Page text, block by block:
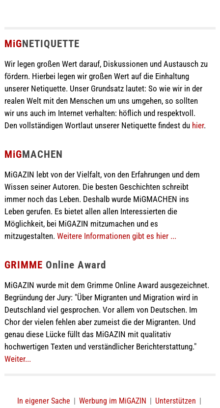
MiGNETIQUETTE
Wir legen großen Wert darauf, Diskussionen und Austausch zu
fördern. Hierbei legen wir großen Wert auf die Einhaltung
unserer Netiquette. Unser Grundsatz lautet: So wie wir in der
realen Welt mit den Menschen um uns umgehen, so sollten
wir uns auch im Internet verhalten: höflich und respektvoll.
Den vollständigen Wortlaut unserer Netiquette findest du hier.
MiGMACHEN
MiGAZIN lebt von der Vielfalt, von den Erfahrungen und dem
Wissen seiner Autoren. Die besten Geschichten schreibt
immer noch das Leben. Deshalb wurde MiGMACHEN ins
Leben gerufen. Es bietet allen allen Interessierten die
Möglichkeit, bei MiGAZIN mitzumachen und es
mitzugestalten. Weitere Informationen gibt es hier ...
GRIMME Online Award
MiGAZIN wurde mit dem Grimme Online Award ausgezeichnet.
Begründung der Jury: "Über Migranten und Migration wird in
Deutschland viel gesprochen. Vor allem von Deutschen. Im
Chor der vielen fehlen aber zumeist die der Migranten. Und
genau diese Lücke füllt das MiGAZIN mit qualitativ
hochwertigen Texten und verständlicher Berichterstattung."
Weiter...
In eigener Sache | Werbung im MiGAZIN | Unterstützen |